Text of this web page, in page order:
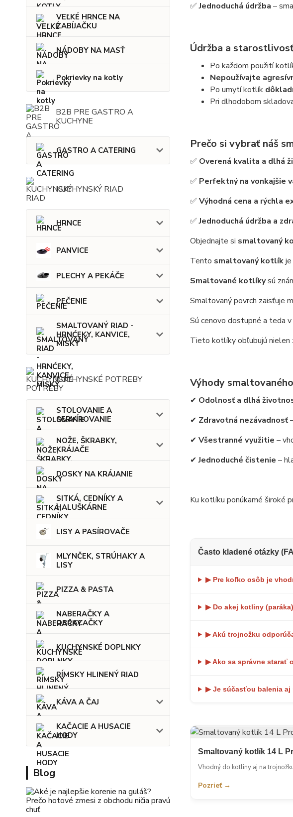
VEĽKÉ HRNCE NA
ZABÍJAČKU
NÁDOBY NA MASŤ
Pokrievky na kotly
B2B PRE GASTRO A
KUCHYNE
GASTRO A CATERING
KUCHYNSKÝ RIAD
HRNCE
PANVICE
PLECHY A PEKÁČE
PEČENIE
SMALTOVANÝ RIAD -
HRNĆEKY, KANVICE,
MISKY
KUCHYNSKÉ POTREBY
STOLOVANIE A
SERVÍROVANIE
NOŽE, ŠKRABKY,
KRÁJAČE
DOSKY NA KRÁJANIE
SITKÁ, CEDNÍKY A
HALUŠKÁRNE
LISY A PASÍROVAČE
MLYNČEK, STRÚHAKY A
LISY
PIZZA & PASTA
NABERAČKY A
OBRACAČKY
KUCHYNSKÉ DOPLNKY
RÍMSKY HLINENÝ RIAD
KÁVA A ČAJ
KAČACIE A HUSACIE
HODY
Blog
✅Jednoduchá údržba –
Údržba a
Po každom použití
Nepoužívajte
Po umytí kotlík
Pri dlhodobom
Prečo si vybrať náš
✅ Overená kvalita a dlhá
✅ Perfektný na vonkajšie
✅ Výhodná cena a rýchla
✅Jednoduchá údržba a
Objednajte si smaltovaný
Tento smaltovaný kotlíkje
Smaltované kotlíkysú
Smaltovaný povrch zaisťuje
Sú cenovo dostupné a teda
Tieto kotlíky obľubujú nielen
Výhody
✔ Odolnosť a dlhá
✔ Zdravotná nezávadnosť
✔ Všestranné využitie –
✔Jednoduché čistenie –
Ku kotlíku ponúkamé široké
Často kladené otázky
▶ Pre koľko osôb je
▶ Do akej kotliny
▶ Akú trojnožku
▶ Ako sa správne starať
▶ Je súčasťou balenia aj
Smaltovaný kotlík 14 L
Vhodný do kotliny aj na
Pozrieť →